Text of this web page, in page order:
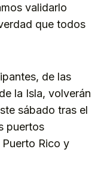
validarlo
que todos
de las
la Isla, volverán
sábado tras el
puertos
Rico y